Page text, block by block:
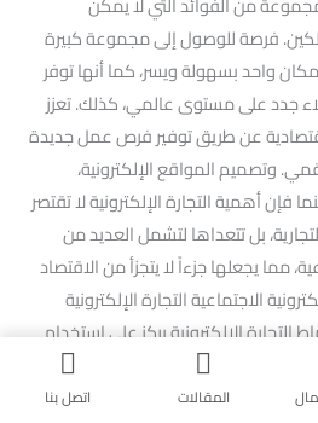
فرصة للوصول إلى مجموعة كبيرة
واحد بسهولة ويسر، كما أنها توفر
جدد على مستوى عالمي، كذلك. تعزز
الاقتصادية عن طريق توفير فرص عمل جديدة
وتصميم المواقع الإلكترونية،
أهمية التجارة الإلكترونية لا تقتصر
بل تتعداها لتشمل العديد من
مما يجعلها جزءاً لا يتجزأ من الاقتصاد
الاجتماعية التجارة الإلكترونية
التجارة الإلكترونية يركز على استخدام
التواصل الاجتماعي كوسيلة
يركز على بناء وتعزيز العلاقات مع
المقالات اتصل بنا